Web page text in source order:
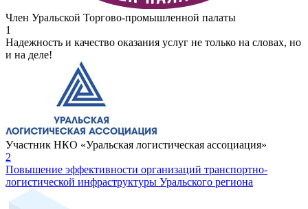
Член Уральской Торгово-промышленной палаты
1
Надежность и качество оказания услуг не только на словах, но
и на деле!
Участник НКО «Уральская логистическая ассоциация»
2
Повышение эффективности организаций транспортно-
логистической инфраструктуры Уральского региона